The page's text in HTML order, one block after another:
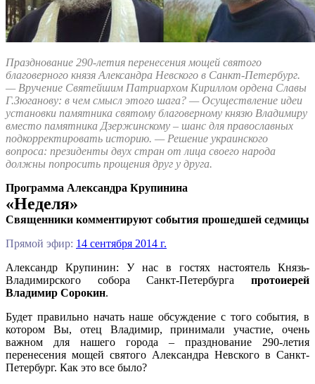
Празднование 290-летия перенесения мощей святого
благоверного князя Александра Невского в Санкт-Петербург.
— Вручение Святейшим Патриархом Кириллом ордена Славы
Г.Зюганову: в чем смысл этого шага? — Осуществление идеи
установки памятника святому благоверному князю Владимиру
вместо памятника Дзержинскому – шанс для православных
подкорректировать историю. — Решение украинского
вопроса: президенты двух стран от лица своего народа
должны попросить прощения друг у друга.
Программа Александра Крупинина
«Неделя»
Священники комментируют события прошедшей седмицы
Прямой эфир: 14 сентября 2014 г.
Александр Крупинин: У нас в гостях настоятель Князь-
Владимирского собора Санкт-Петербурга протоиерей
Владимир Сорокин.
Будет правильно начать наше обсуждение с того события, в
котором Вы, отец Владимир, принимали участие, очень
важном для нашего города – празднование 290-летия
перенесения мощей святого Александра Невского в Санкт-
Петербург. Как это все было?